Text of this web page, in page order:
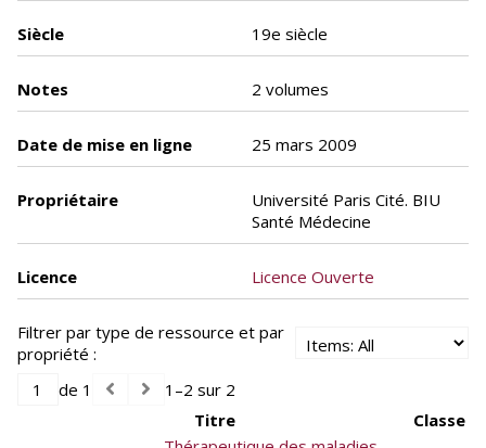
Siècle 19e siècle
Notes 2 volumes
Date de mise en ligne 25 mars 2009
Propriétaire
Université Paris Cité. BIU
Santé Médecine
Licence Licence Ouverte
Filtrer par type de ressource et par
propriété :
de 1
1–2 sur 2
Titre
Classe